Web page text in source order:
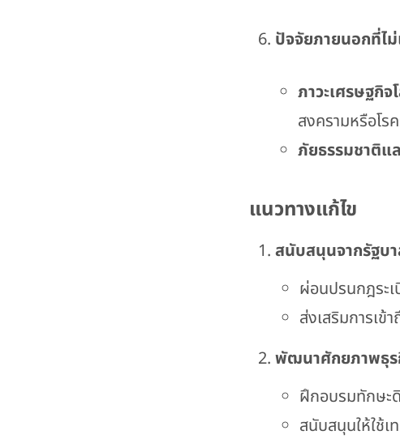
ปัจจัยภายนอกที่ไ
ภาวะเศรษฐกิจ
สงครามหรือโร
ภัยธรรมชาติแ
แนวทางแก้ไข
สนับสนุนจากรัฐบ
ผ่อนปรนกฎระ
ส่งเสริมการเ
พัฒนาศักยภาพธุ
ฝึกอบรมทักษะ
สนับสนุนให้ใช้เ